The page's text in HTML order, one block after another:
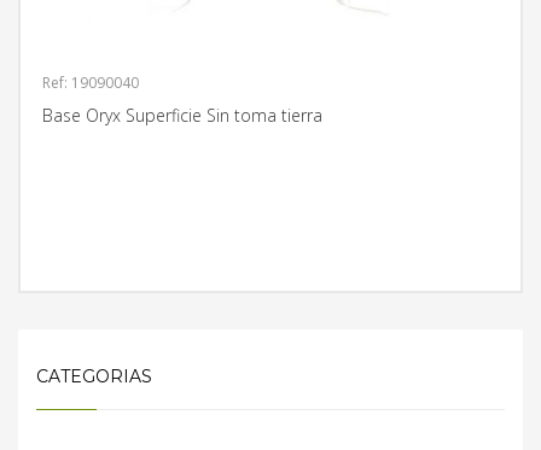
Ref: 19090040
Base Oryx Superficie Sin toma tierra
CATEGORIAS